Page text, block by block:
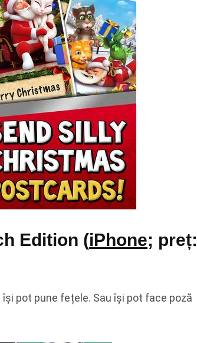
Edition (iPhone; preț:
pot pune fețele. Sau își pot face poză